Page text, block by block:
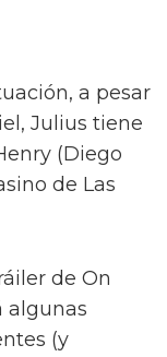
a pesar
Julius tiene
(Diego
de Las
de On
algunas
(y